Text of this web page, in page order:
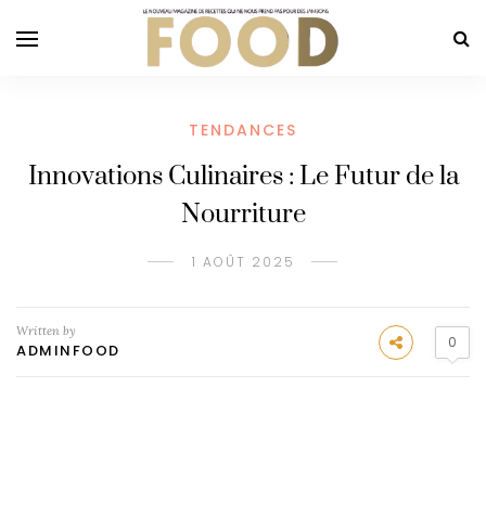
TENDANCES
Innovations Culinaires : Le Futur de la
Nourriture
1 AOÛT 2025
Written by
ADMINFOOD 0